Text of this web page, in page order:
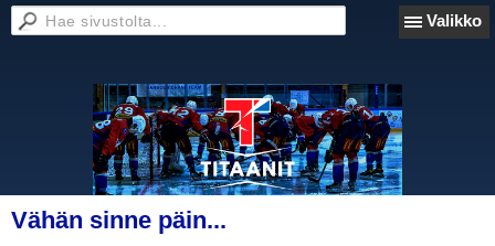
Valikko
Vähän sinne päin...